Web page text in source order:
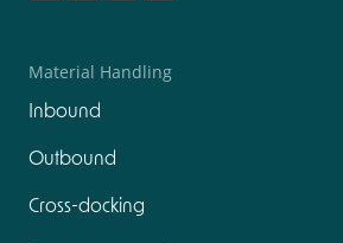
Material Handling
Inbound
Outbound
Cross-docking